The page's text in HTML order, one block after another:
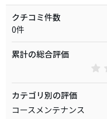
クチコミ件数
0件
累計の総合評価
カテゴリ別の評価
コースメンテナンス